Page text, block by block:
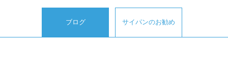
ブログ サイパンのお勧め